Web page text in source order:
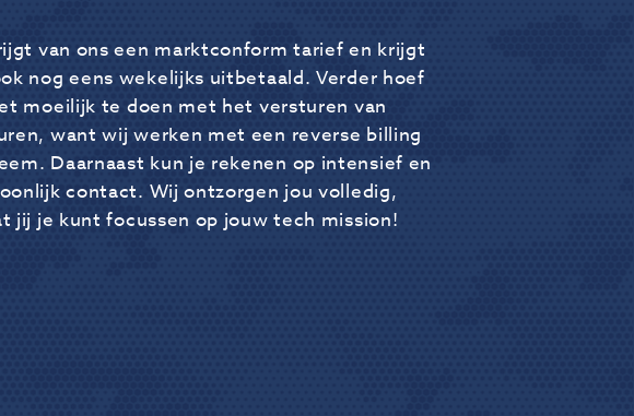
van ons een marktconform tarief en krijgt
nog eens wekelijks uitbetaald. Verder hoef
moeilijk te doen met het versturen van
want wij werken met een reverse billing
Daarnaast kun je rekenen op intensief en
contact. Wij ontzorgen jou volledig,
jij je kunt focussen op jouw tech mission!